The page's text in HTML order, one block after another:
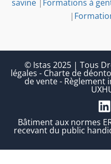
savine | Formations à
|
© Istas 2025 | Tous
légales - Charte de
de vente- Règlement
Bâtiment aux normes
recevant du public